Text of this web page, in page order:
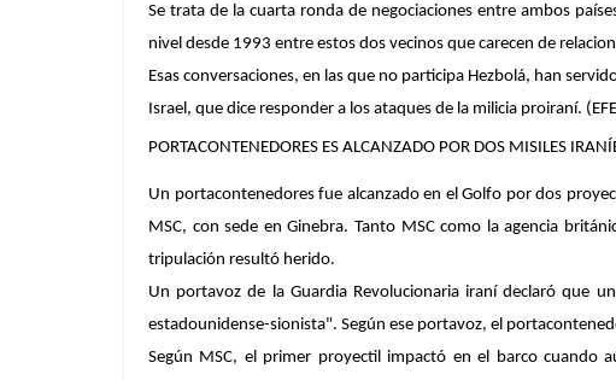
Se trata de la cuarta ronda de negociaciones entre ambos
nivel desde 1993 entre estos dos vecinos que carecen de
Esas conversaciones, en las que no participa Hezbolá, han
Israel, que dice responder a los ataques de la milicia proiraní.
PORTACONTENEDORES ES ALCANZADO POR DOS MISILES
Un portacontenedores fue alcanzado en el Golfo por dos
MSC, con sede en Ginebra. Tanto MSC como la agencia
tripulación resultó herido.
Un portavoz de la Guardia Revolucionaria iraní declaró que
estadounidense-sionista". Según ese portavoz, el
Según MSC, el primer proyectil impactó en el barco cuando